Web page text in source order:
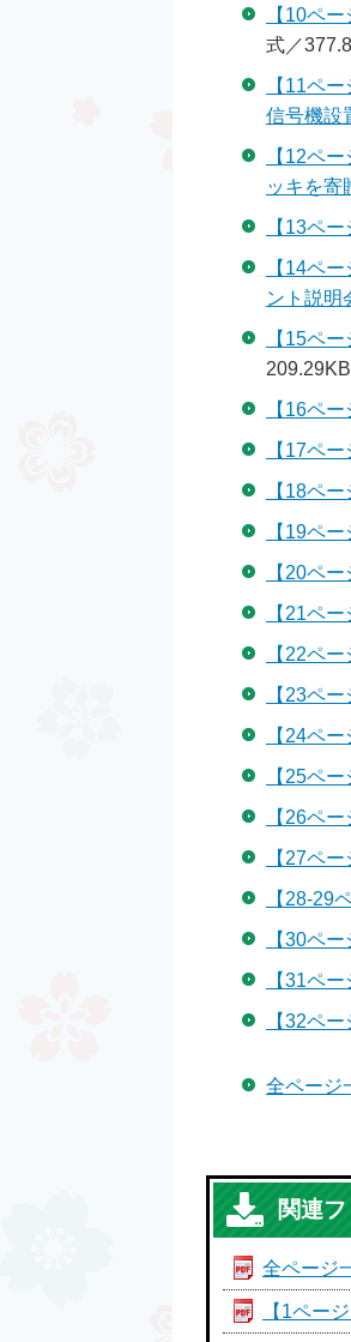
【10ペ
式／
【11ペ
信号機設
【12ペ
ッキを寄
【13ペ
【14ペ
ント説明
【15ペ
【16ペ
【17ペ
【18ペ
【19ペ
【20ペ
【21ペ
【22ペ
【23ペ
【24ペ
【25ペ
【26ペ
【27ペ
【28-29
【30ペ
【31ペ
【32ペ
全ページ
関連
全ページ
【1ペー